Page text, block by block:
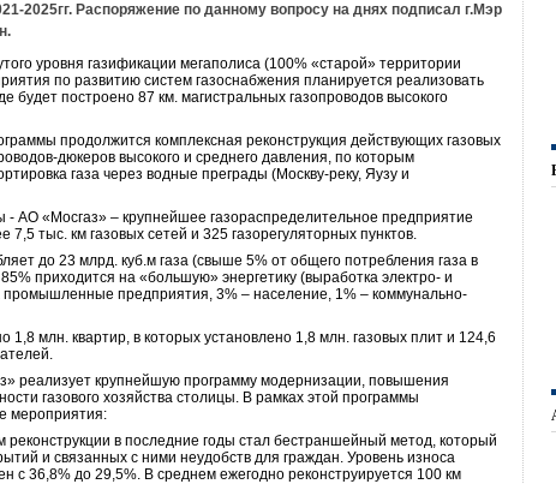
2025гг. Распоряжение по данному вопросу на днях подписал г.Мэр
уровня газификации мегаполиса (100% «старой» территории
по развитию систем газоснабжения планируется реализовать
будет построено 87 км. магистральных газопроводов высокого
продолжится комплексная реконструкция действующих газовых
дюкеров высокого и среднего давления, по которым
газа через водные преграды (Москву-реку, Яузу и
- АО «Мосгаз» – крупнейшее газораспределительное предприятие
7,5 тыс. км газовых сетей и 325 газорегуляторных пунктов.
до 23 млрд. куб.м газа (свыше 5% от общего потребления газа в
приходится на «большую» энергетику (выработка электро- и
промышленные предприятия, 3% – население, 1% – коммунально-
1,8 млн. квартир, в которых установлено 1,8 млн. газовых плит и 124,6
реализует крупнейшую программу модер­ни­зации, повышения
газового хозяйства столицы. В рамках этой программы
мероприятия:
в последние годы стал бестраншейный метод, который
и связанных с ними неудобств для граждан. Уровень износа
с 36,8% до 29,5%. В среднем ежегодно реконструируется 100 км